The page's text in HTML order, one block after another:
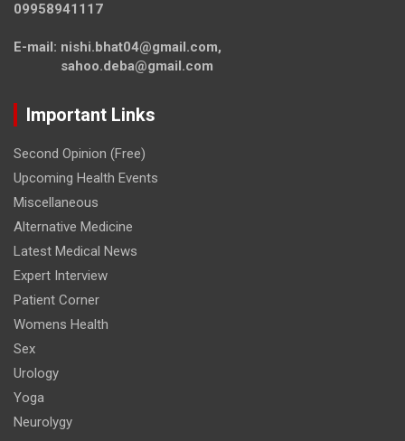
09958941117
E-mail: nishi.bhat04@gmail.com,
sahoo.deba@gmail.com
Important Links
Second Opinion (Free)
Upcoming Health Events
Miscellaneous
Alternative Medicine
Latest Medical News
Expert Interview
Patient Corner
Womens Health
Sex
Urology
Yoga
Neurolygy